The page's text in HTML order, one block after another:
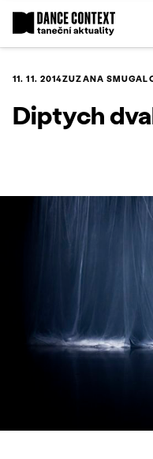
11. 11. 2014ZUZANA
Diptych